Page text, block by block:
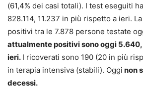
(61,4% dei casi totali). I test eseguiti
828.114, 11.237 in più rispetto a ieri.
positivi tra le 7.878 persone testate
attualmente positivi sono oggi 5.640,
ieri. I ricoverati sono 190 (20 in più
in terapia intensiva (stabili). Oggi non
decessi.